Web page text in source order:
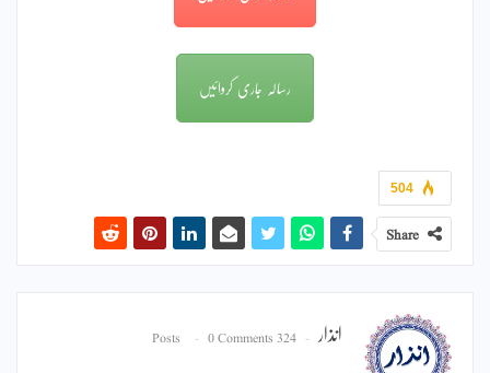
رسالہ جاری کروائیں
504
Share
انذار 324 Posts
0 Comments